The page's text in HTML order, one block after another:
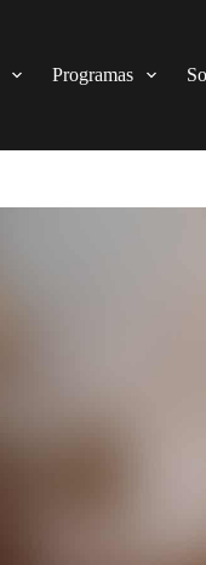
Programas